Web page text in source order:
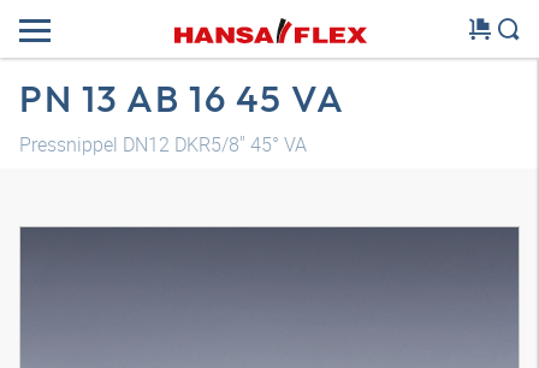
PN 13 AB 16 45 VA
Pressnippel DN12 DKR5/8" 45° VA